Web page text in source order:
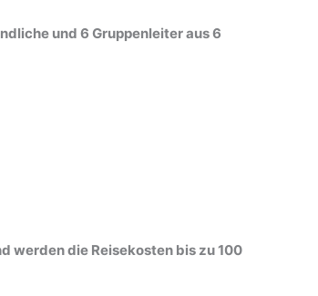
und 6 Gruppenleiter aus 6
werden die Reisekosten bis zu 100